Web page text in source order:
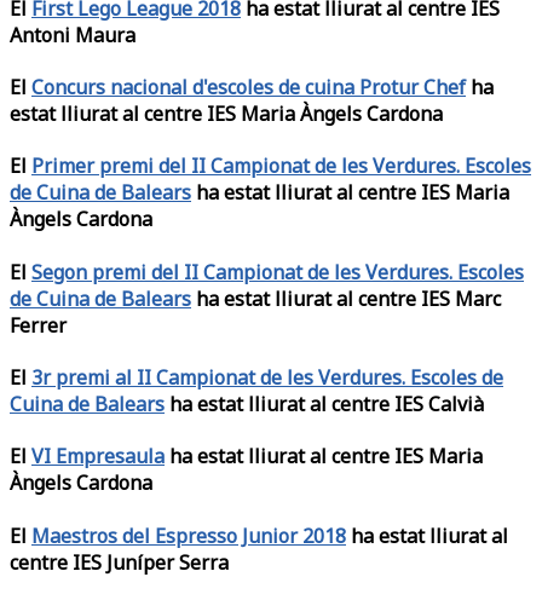
El First Lego League 2018 ha estat lliurat al centre IES
Antoni Maura
El Concurs nacional d'escoles de cuina Protur Chefha
estat lliurat al centre IES Maria Àngels Cardona
El Primer premi del II Campionat de les Verdures. Escoles
de Cuina de Balears ha estat lliurat al centre IES Maria
Àngels Cardona
El Segon premi del II Campionat de les Verdures. Escoles
de Cuina de Balears ha estat lliurat al centre IES Marc
Ferrer
El 3r premi al II Campionat de les Verdures. Escoles de
Cuina de Balears ha estat lliurat al centre IES Calvià
El VI Empresaula ha estat lliurat al centre IES Maria
Àngels Cardona
El Maestros del Espresso Junior 2018 ha estat lliurat al
centre IES Juníper Serra